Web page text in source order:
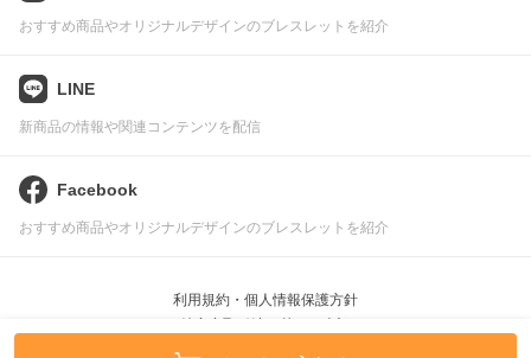
おすすめ商品やオリジナルデザインのブレスレットを紹介
LINE
新商品の情報や関連コンテンツを配信
Facebook
おすすめ商品やオリジナルデザインのブレスレットを紹介
利用規約・個人情報保護方針